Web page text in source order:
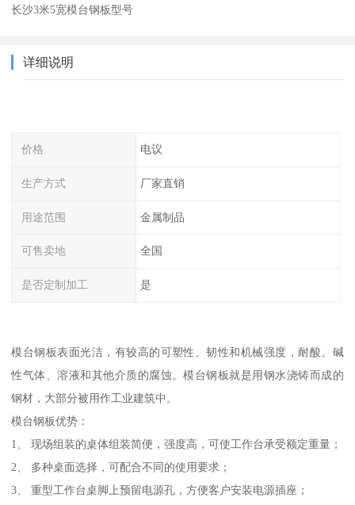
长沙3米5宽模台钢板型号
详细说明
价格 电议
生产方式 厂家直销
用途范围 金属制品
可售卖地 全国
是否定制加工 是
模台钢板表面光洁，有较高的可塑性、韧性和机械强度，耐酸、碱
性气体、溶液和其他介质的腐蚀。模台钢板就是用钢水浇铸而成的
钢材，大部分被用作工业建筑中。
模台钢板优势：
1、 现场组装的桌体组装简便，强度高，可使工作台承受额定重量；
2、 多种桌面选择，可配合不同的使用要求；
3、 重型工作台桌脚上预留电源孔，方便客户安装电源插座；